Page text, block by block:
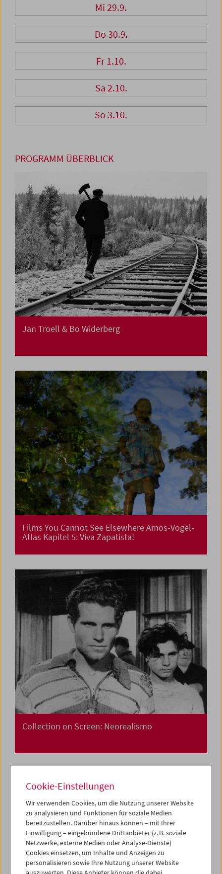
Mi 29.9.
Do 30.9.
Fr 1.10.
Sa 2.10.
So 3.10.
PROGRAMM ÜBERBLICK
Jan Troell & Bo Widerberg
Films You Cannot See Elsewhere Amos-Vogel-
Atlas Kapitel 5: Viva Zapatista!
Collection on Screen: Neorealismo
Cookie-Einstellungen
Wir verwenden Cookies, um die Nutzung unserer Website
zu analysieren und Funktionen für soziale Medien
bereitzustellen. Darüber hinaus können – mit Ihrer
Einwilligung – eingebundene Drittanbieter (z. B. soziale
Netzwerke, externe Medien oder Analyse-Dienste)
Cookies einsetzen, um Inhalte und Anzeigen zu
personalisieren sowie Ihre Nutzung unserer Website